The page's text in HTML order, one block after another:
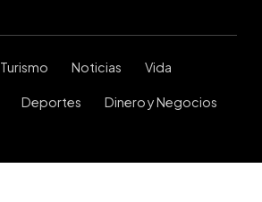
Turismo Noticias Vida
Deportes Dinero y Negocios